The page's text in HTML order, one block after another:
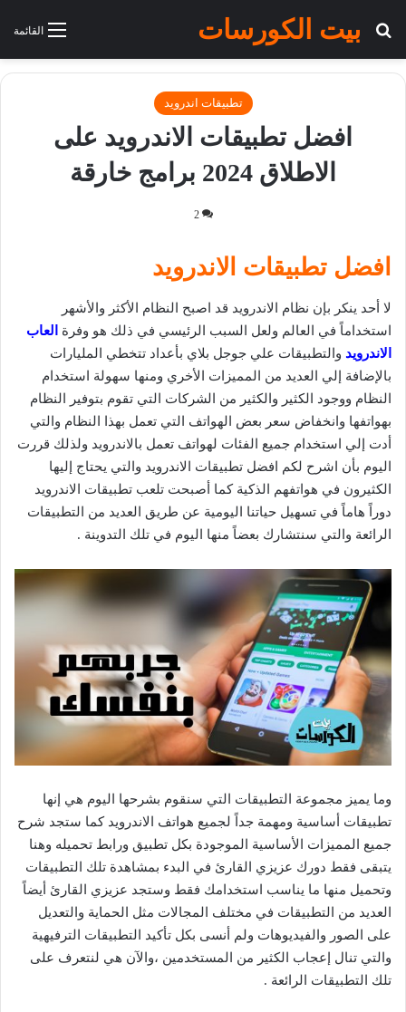
القائمة بيت الكورسات
بحث عن
تطبيقات اندرويد
افضل تطبيقات الاندرويد على
الاطلاق 2024 برامج خارقة
2
افضل تطبيقات الاندرويد
لا أحد ينكر بإن نظام الاندرويد قد اصبح النظام الأكثر والأشهر
استخداماً في العالم ولعل السبب الرئيسي في ذلك هو وفرة
العاب
الاندرويد والتطبيقات علي جوجل بلاي بأعداد تتخطي المليارات
بالإضافة إلي العديد من المميزات الأخري ومنها سهولة استخدام
النظام ووجود الكثير والكثير من الشركات التي تقوم بتوفير النظام
بهواتفها وانخفاض سعر بعض الهواتف التي تعمل بهذا النظام والتي
أدت إلي استخدام جميع الفئات لهواتف تعمل بالاندرويد ولذلك قررت
اليوم بأن اشرح لكم افضل تطبيقات الاندرويد والتي يحتاج إليها
الكثيرون في هواتفهم الذكية كما أصبحت تلعب تطبيقات الاندرويد
دوراً هاماً في تسهيل حياتنا اليومية عن طريق العديد من التطبيقات
الرائعة والتي سنتشارك بعضاً منها اليوم في تلك التدوينة .
وما يميز مجموعة التطبيقات التي سنقوم بشرحها اليوم هي إنها
تطبيقات أساسية ومهمة جداً لجميع هواتف الاندرويد كما ستجد شرح
جميع المميزات الأساسية الموجودة بكل تطبيق ورابط تحميله وهنا
يتبقى فقط دورك عزيزي القارئ في البدء بمشاهدة تلك التطبيقات
وتحميل منها ما يناسب استخدامك فقط وستجد عزيزي القارئ أيضاً
العديد من التطبيقات في مختلف المجالات مثل الحماية والتعديل
على الصور والفيديوهات ولم أنسى بكل تأكيد التطبيقات الترفيهية
والتي تنال إعجاب الكثير من المستخدمين ،والآن هي لنتعرف على
تلك التطبيقات الرائعة .